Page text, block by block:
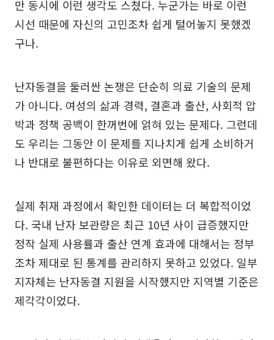
만 동시에 이런 생각도 스쳤다. 누군가는 바로 이런
시선 때문에 자신의 고민조차 쉽게 털어놓지 못했겠
구나.
난자동결을 둘러싼 논쟁은 단순히 의료 기술의 문제
가 아니다. 여성의 삶과 경력, 결혼과 출산, 사회적 압
박과 정책 공백이 한꺼번에 얽혀 있는 문제다. 그런데
도 우리는 그동안 이 문제를 지나치게 쉽게 소비하거
나 반대로 불편하다는 이유로 외면해 왔다.
실제 취재 과정에서 확인한 데이터는 더 복합적이었
다. 국내 난자 보관량은 최근 10년 사이 급증했지만
정작 실제 사용률과 출산 연계 효과에 대해서는 정부
조차 제대로 된 통계를 관리하지 못하고 있었다. 일부
지자체는 난자동결 지원을 시작했지만 지역별 기준은
제각각이었다.